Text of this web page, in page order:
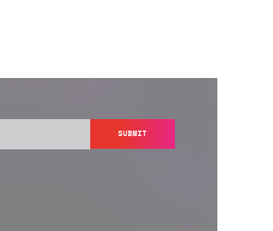
SUBMIT